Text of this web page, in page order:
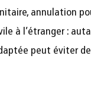
annulation
à l’étranger :
peut éviter